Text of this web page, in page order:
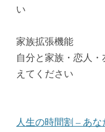
い
家族拡張機能
自分と家族・恋人
えてください
人生の時間割 – あな